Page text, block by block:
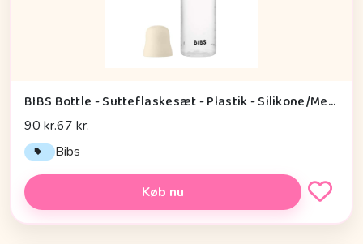
BIBS Bottle - Sutteflaskesæt - Plastik - Silikone/Medium Flow/Rund - 270ml - Ivory
90 kr.67 kr.
Bibs
Køb nu